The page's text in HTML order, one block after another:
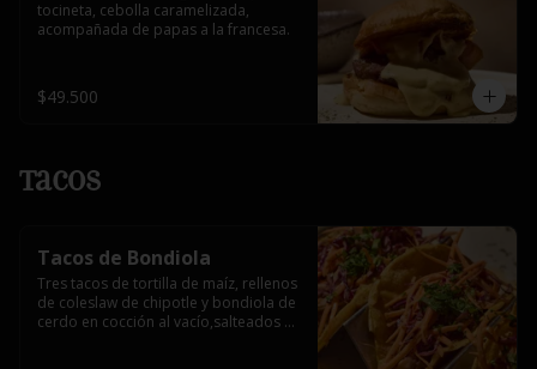
tocineta, cebolla caramelizada,
acompañada de papas a la francesa.
$49.500
Tacos
Tacos de Bondiola
Tres tacos de tortilla de maíz, rellenos
de coleslaw de chipotle y bondiola de
cerdo en cocción al vacío,salteados